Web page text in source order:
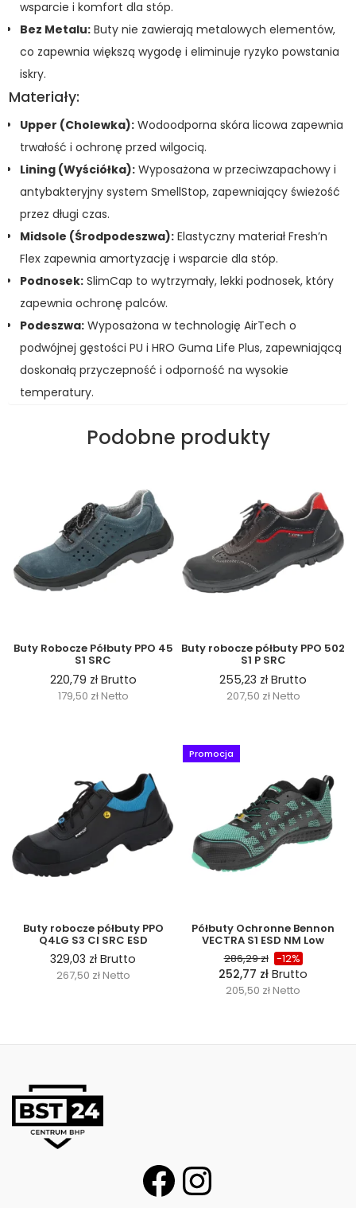
wsparcie i komfort dla stóp.
Bez Metalu: Buty nie zawierają metalowych elementów,
co zapewnia większą wygodę i eliminuje ryzyko powstania
iskry.
Materiały:
Upper (Cholewka): Wodoodporna skóra licowa zapewnia
trwałość i ochronę przed wilgocią.
Lining (Wyściółka): Wyposażona w przeciwzapachowy i
antybakteryjny system SmellStop, zapewniający świeżość
przez długi czas.
Midsole (Środpodeszwa): Elastyczny materiał Fresh’n
Flex zapewnia amortyzację i wsparcie dla stóp.
Podnosek: SlimCap to wytrzymały, lekki podnosek, który
zapewnia ochronę palców.
Podeszwa: Wyposażona w technologię AirTech o
podwójnej gęstości PU i HRO Guma Life Plus, zapewniającą
doskonałą przyczepność i odporność na wysokie
temperatury.
Podobne produkty
Buty Robocze Półbuty PPO 45
S1 SRC
220,79 złBrutto
179,50 złNetto
Buty robocze półbuty PPO 502
S1 P SRC
255,23 zł Brutto
207,50 złNetto
Buty robocze półbuty PPO
Q4LG S3 CI SRC ESD
329,03 zł Brutto
267,50 złNetto
Promocja
Półbuty Ochronne Bennon
VECTRA S1 ESD NM Low
286,29zł -12%
252,77 zł Brutto
205,50 zł Netto